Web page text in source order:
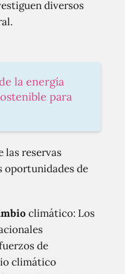
diversos
la energía
para
las reservas
oportunidades de
climático: Los
de
climático